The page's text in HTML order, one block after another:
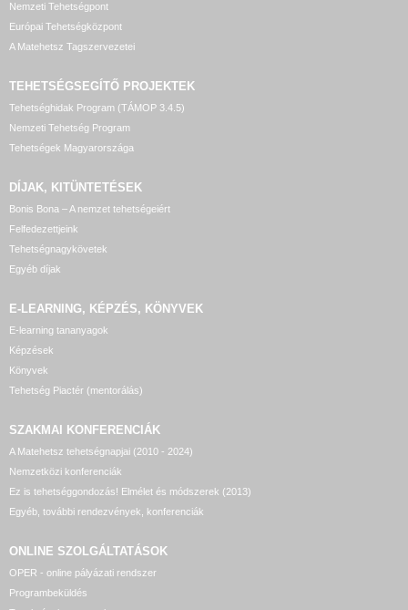
Nemzeti Tehetségpont
Európai Tehetségközpont
A Matehetsz Tagszervezetei
TEHETSÉGSEGÍTŐ PROJEKTEK
Tehetséghidak Program (TÁMOP 3.4.5)
Nemzeti Tehetség Program
Tehetségek Magyarországa
DÍJAK, KITÜNTETÉSEK
Bonis Bona – A nemzet tehetségeiért
Felfedezettjeink
Tehetségnagykövetek
Egyéb díjak
E-LEARNING, KÉPZÉS, KÖNYVEK
E-learning tananyagok
Képzések
Könyvek
Tehetség Piactér (mentorálás)
SZAKMAI KONFERENCIÁK
A Matehetsz tehetségnapjai (2010 - 2024)
Nemzetközi konferenciák
Ez is tehetséggondozás! Elmélet és módszerek (2013)
Egyéb, további rendezvények, konferenciák
ONLINE SZOLGÁLTATÁSOK
OPER - online pályázati rendszer
Programbeküldés